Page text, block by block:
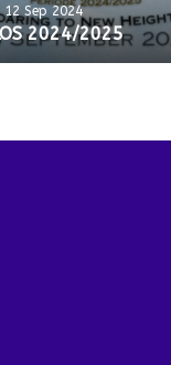
12 Sep 2024
2024/2025